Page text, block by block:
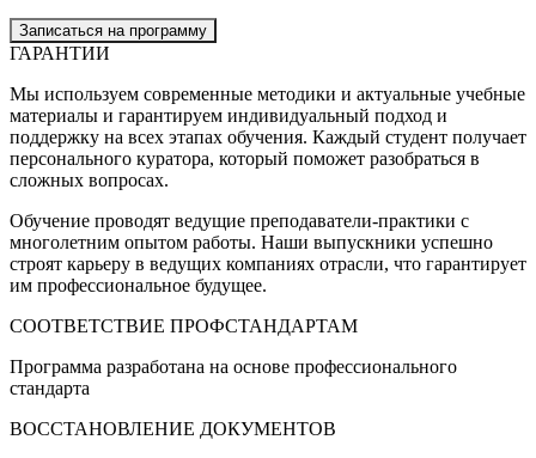
Записаться на программу
ГАРАНТИИ
Мы используем современные методики и актуальные учебные
материалы и гарантируем индивидуальный подход и
поддержку на всех этапах обучения. Каждый студент получает
персонального куратора, который поможет разобраться в
сложных вопросах.
Обучение проводят ведущие преподаватели-практики с
многолетним опытом работы. Наши выпускники успешно
строят карьеру в ведущих компаниях отрасли, что гарантирует
им профессиональное будущее.
СООТВЕТСТВИЕ ПРОФСТАНДАРТАМ
Программа разработана на основе профессионального
стандарта
ВОССТАНОВЛЕНИЕ ДОКУМЕНТОВ